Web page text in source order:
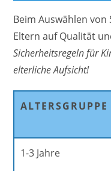
Beim Auswählen
Eltern auf Qualität
Sicherheitsregeln für
elterliche Aufsicht!
ALTERSGRUPPE
1-3 Jahre